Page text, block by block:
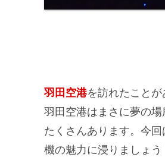
羽田空港を訪れたことが
羽田空港はまさに夢の
たくさんあります。今
機の魅力に浸りましょう